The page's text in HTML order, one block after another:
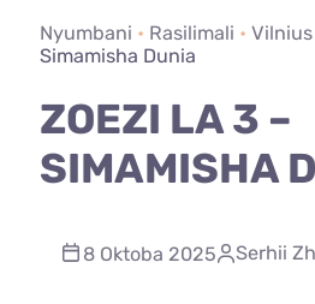
Nyumbani • Rasilimali •
Simamisha Dunia
ZOEZI LA 3 –
SIMAMISHA
8 Oktoba 2025 Serhii